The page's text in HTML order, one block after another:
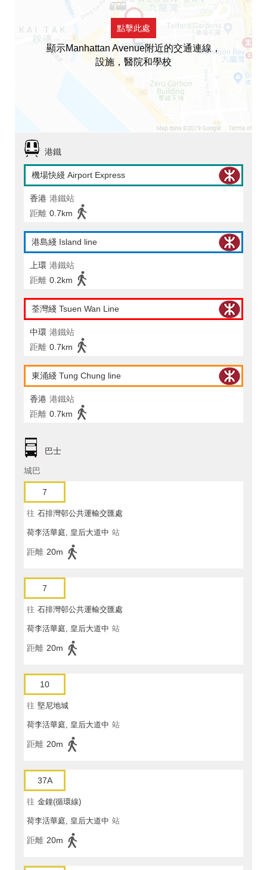
點擊此處
顯示Manhattan Avenue附近的交通連線，
設施，醫院和學校
港鐵
機場快綫 Airport Express
香港 港鐵站
距離 0.7km
港島綫 Island line
上環 港鐵站
距離 0.2km
荃灣綫 Tsuen Wan Line
中環 港鐵站
距離 0.7km
東涌綫 Tung Chung line
香港 港鐵站
距離 0.7km
巴士
城巴
7
往 石排灣邨公共運輸交匯處
荷李活華庭, 皇后大道中 站
距離 20m
7
往 石排灣邨公共運輸交匯處
荷李活華庭, 皇后大道中 站
距離 20m
10
往 堅尼地城
荷李活華庭, 皇后大道中 站
距離 20m
37A
往 金鐘(循環線)
荷李活華庭, 皇后大道中 站
距離 20m